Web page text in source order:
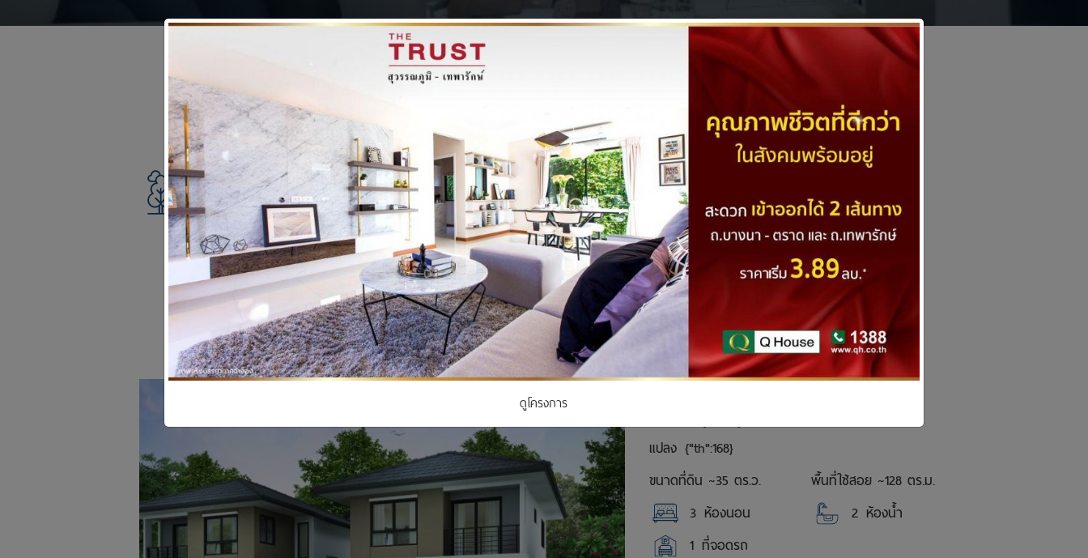
ดูโครงการ
สวนส่วนกลางขนาดใหญ่ ฟิตเนส
แบบบ้าน
ราคา 3,990,000 บาท
แปลง {"th":168}
ขนาดที่ดิน ~35 ตร.ว. พื้นที่ใช้สอย ~128 ตร.ม.
3 ห้องนอน 2 ห้องน้ำ
1 ที่จอดรถ